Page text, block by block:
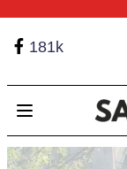
181k
Open main